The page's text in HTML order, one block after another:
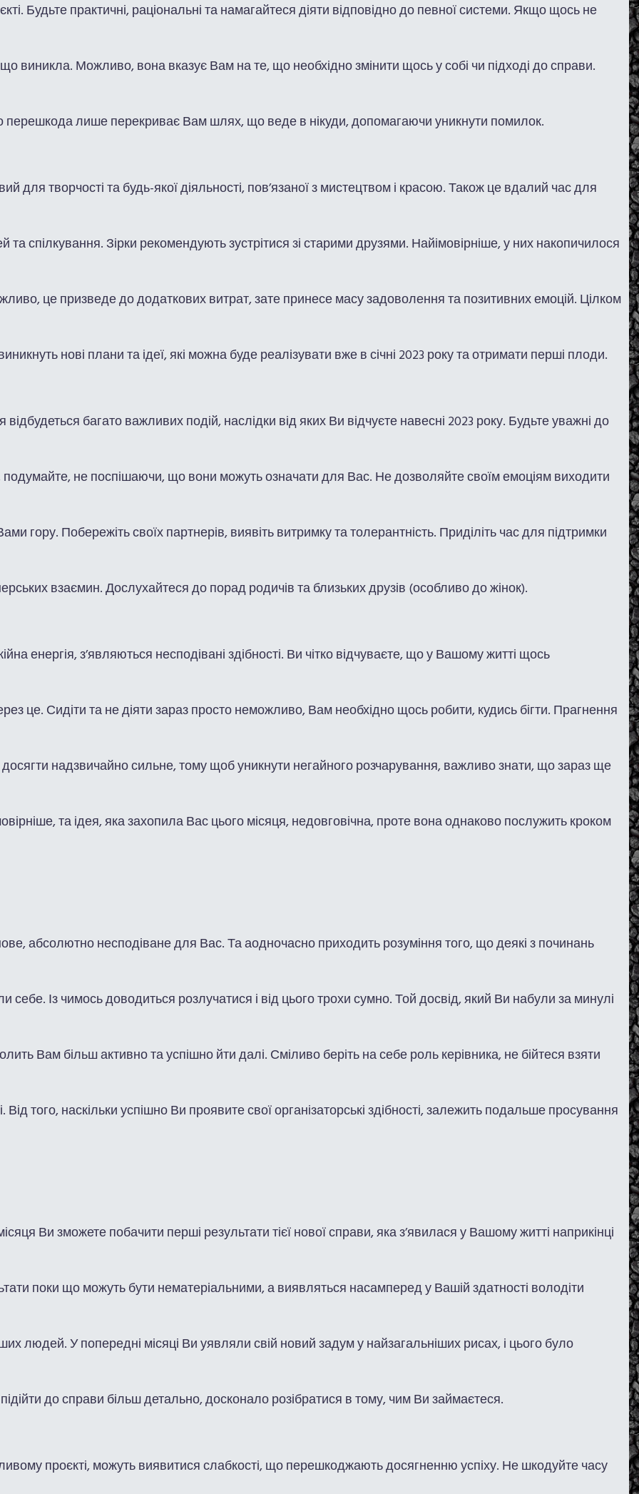
Будьте практичні, раціональні та намагайтеся діяти відповідно до певної системи. Якщо щось не
виникла. Можливо, вона вказує Вам на те, що необхідно змінити щось у собі чи підході до справи.
лише перекриває Вам шлях, що веде в нікуди, допомагаючи уникнути помилок.
для творчості та будь-якої діяльності, пов’язаної з мистецтвом і красою. Також це вдалий час для
та спілкування. Зірки рекомендують зустрітися зі старими друзями. Найімовірніше, у них накопичилося
це призведе до додаткових витрат, зате принесе масу задоволення та позитивних емоцій. Цілком
нові плани та ідеї, які можна буде реалізувати вже в січні 2023 року та отримати перші плоди.
багато важливих подій, наслідки від яких Ви відчуєте навесні 2023 року. Будьте уважні до
подумайте, не поспішаючи, що вони можуть означати для Вас. Не дозволяйте своїм емоціям виходити
гору. Побережіть своїх партнерів, виявіть витримку та толерантність. Приділіть час для підтримки
взаємин. Дослухайтеся до порад родичів та близьких друзів (особливо до жінок).
енергія, з’являються несподівані здібності. Ви чітко відчуваєте, що у Вашому житті щось
це. Сидіти та не діяти зараз просто неможливо, Вам необхідно щось робити, кудись бігти. Прагнення
надзвичайно сильне, тому щоб уникнути негайного розчарування, важливо знати, що зараз ще
та ідея, яка захопила Вас цього місяця, недовговічна, проте вона однаково послужить кроком
абсолютно несподіване для Вас. Та аодночасно приходить розуміння того, що деякі з починань
себе. Із чимось доводиться розлучатися і від цього трохи сумно. Той досвід, який Ви набули за минулі
Вам більш активно та успішно йти далі. Сміливо беріть на себе роль керівника, не бійтеся взяти
Від того, наскільки успішно Ви проявите свої організаторські здібності, залежить подальше просування
Ви зможете побачити перші результати тієї нової справи, яка з’явилася у Вашому житті наприкінці
поки що можуть бути нематеріальними, а виявляться насамперед у Вашій здатності володіти
людей. У попередні місяці Ви уявляли свій новий задум у найзагальніших рисах, і цього було
до справи більш детально, досконало розібратися в тому, чим Ви займаєтеся.
проєкті, можуть виявитися слабкості, що перешкоджають досягненню успіху. Не шкодуйте часу